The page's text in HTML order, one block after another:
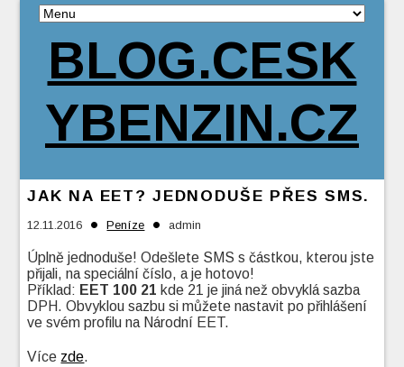
BLOG.CESK
YBENZIN.CZ
JAK NA EET? JEDNODUŠE PŘES SMS.
12.11.2016 • Peníze • admin
Úplně jednoduše! Odešlete SMS s částkou, kterou jste
přijali, na speciální číslo, a je hotovo!
Příklad: EET 100 21 kde 21 je jiná než obvyklá sazba
DPH. Obvyklou sazbu si můžete nastavit po přihlášení
ve svém profilu na Národní EET.
Více zde.